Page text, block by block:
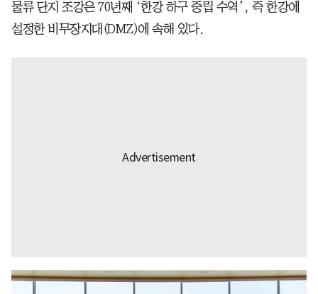
물류 단지 조강은 70년째 ‘한강 하구 중립 수역’, 즉 한강에
설정한 비무장지대(DMZ)에 속해 있다.